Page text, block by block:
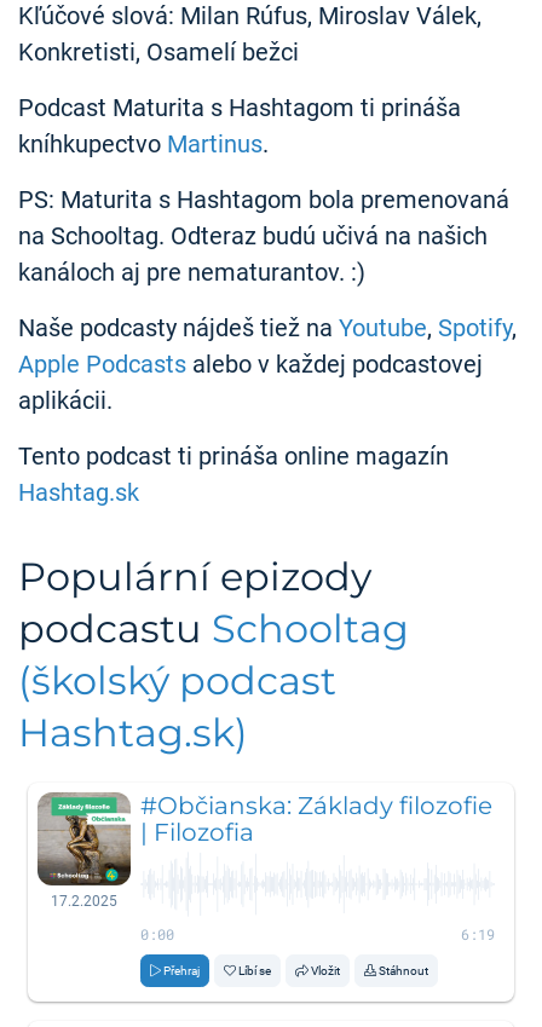
Kľúčové slová: Milan Rúfus, Miroslav Válek,
Konkretisti, Osamelí bežci
Podcast Maturita s Hashtagom ti prináša
kníhkupectvo Martinus.
PS: Maturita s Hashtagom bola premenovaná
na Schooltag. Odteraz budú učivá na našich
kanáloch aj pre nematurantov. :)
Naše podcasty nájdeš tiež na Youtube, Spotify,
Apple Podcasts alebo v každej podcastovej
aplikácii.
Tento podcast ti prináša online magazín
Hashtag.sk
Populární epizody
podcastu Schooltag
(školský podcast
Hashtag.sk)
17.2.2025
#Občianska: Základy filozofie
| Filozofia
0:00 6:19
Přehraj Líbí se Vložit Stáhnout